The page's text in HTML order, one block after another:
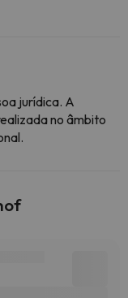
jurídica. A
no âmbito